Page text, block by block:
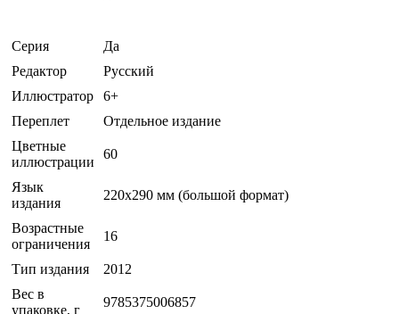
Серия
Да
Редактор
Русский
Иллюстратор
6+
Переплет
Отдельное издание
Цветные
иллюстрации
60
Язык
издания
220х290 мм (большой формат)
Возрастные
ограничения
16
Тип издания
2012
Вес в
упаковке, г
9785375006857